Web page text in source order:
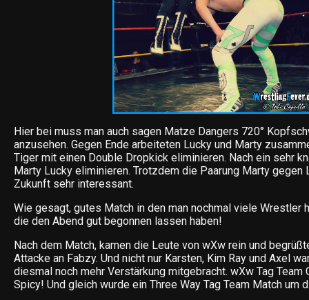
Hier bei muss man auch sagen Matze Dangers 720°
anzusehen. Gegen Ende arbeiteten Lucky und Marty
Tiger mit einen Double Dropkick eliminieren. Nach ein sehr
Marty Lucky eliminieren. Trotzdem die Paarung Marty gegen
Zukunft sehr interessant.
Wie gesagt, gutes Match in den man nochmal viele Wrestler
die den Abend gut begonnen lassen haben!
Nach dem Match, kamen die Leute von wXw rein und
Attacke an Fabzy. Und nicht nur Karsten, Kim Ray und Axel
diesmal noch mehr Verstärkung mitgebracht. wXw Tag Team
Spicy! Und gleich wurde ein Three Way Tag Team Match um